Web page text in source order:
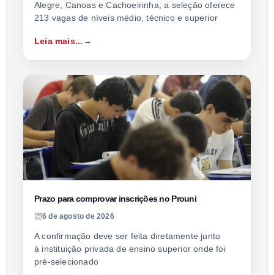
Alegre, Canoas e Cachoeirinha, a seleção oferece
213 vagas de níveis médio, técnico e superior
Leia mais...
Prazo para comprovar inscrições no Prouni
6 de agosto de 2026
A confirmação deve ser feita diretamente junto
à instituição privada de ensino superior onde foi
pré-selecionado